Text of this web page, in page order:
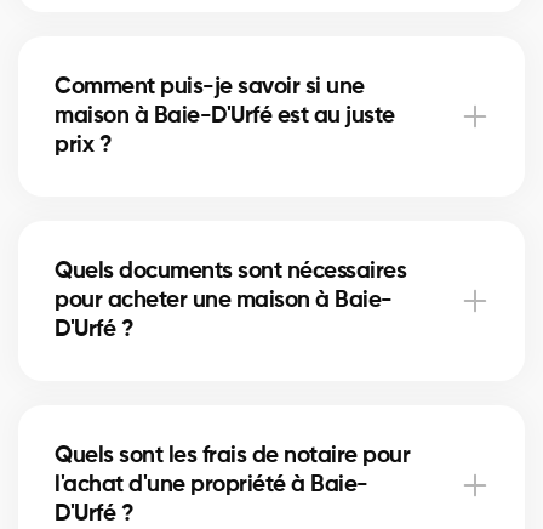
immeuble locatif. Nos courtiers vous aident à trouver
la propriété qui correspond à vos objectifs et à votre
budget.
Comment puis-je savoir si une
maison à Baie-D'Urfé est au juste
prix ?
pour vous donner une estimation précise et vous
éviter de surpayer.
Quels documents sont nécessaires
pour acheter une maison à Baie-
D'Urfé ?
pièce d'identité et d'une lettre de préapprobation.
Nos experts vous accompagnent dans chaque
étape.
Quels sont les frais de notaire pour
l'achat d'une propriété à Baie-
D'Urfé ?